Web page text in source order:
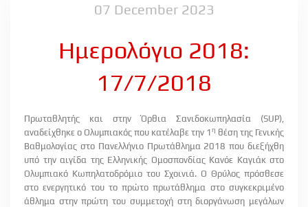
07 December 2023
Ημερολόγιο 2018:
17/7/2018
Πρωταθλητής και στην Όρθια Σανιδοκωπηλασία (SUP),
αναδείχθηκε ο Ολυμπιακός που κατέλαβε την 1η θέση της Γενικής
Βαθμολογίας στο Πανελλήνιο Πρωτάθλημα 2018 που διεξήχθη
υπό την αιγίδα της Ελληνικής Ομοσπονδίας Κανόε Καγιάκ στο
Ολυμπιακό Κωπηλατοδρόμιο του Σχοινιά. Ο Θρύλος πρόσθεσε
στο ενεργητικό του το πρώτο πρωτάθλημα στο συγκεκριμένο
άθλημα στην πρώτη του συμμετοχή στη διοργάνωση μεγάλων